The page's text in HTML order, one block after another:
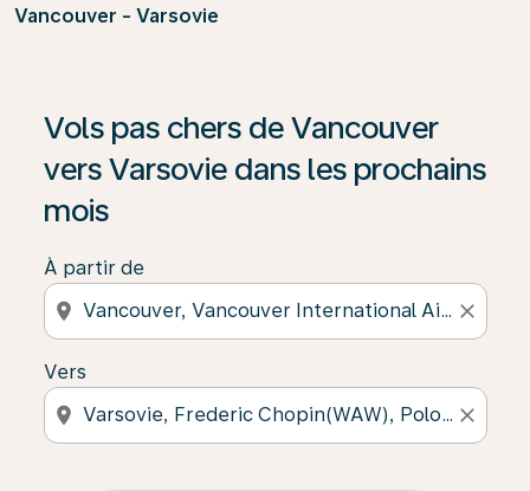
Vancouver - Varsovie
Vols pas chers de Vancouver
vers Varsovie dans les prochains
mois
À partir de
location_on close
Vers
location_on close